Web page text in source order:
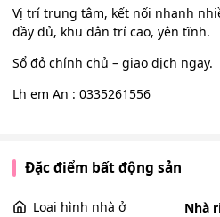
Vị trí trung tâm, kết nối nhanh
đầy đủ, khu dân trí cao, yên tĩnh.
Sổ đỏ chính chủ – giao dịch ngay.
Lh em An : 0335261556
Đặc điểm bất động sản
Loại hình nhà ở Nhà